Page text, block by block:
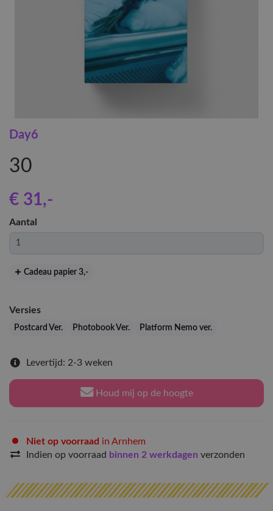
Day6
30
€ 31,-
Aantal
Cadeau papier 3,-
Versies
Postcard Ver. Photobook Ver. Platform Nemo ver.
Levertijd: 2-3 weken
Houd mij op de hoogte
Niet op voorraad in Arnhem
Indien op voorraad binnen 2 werkdagen verzonden